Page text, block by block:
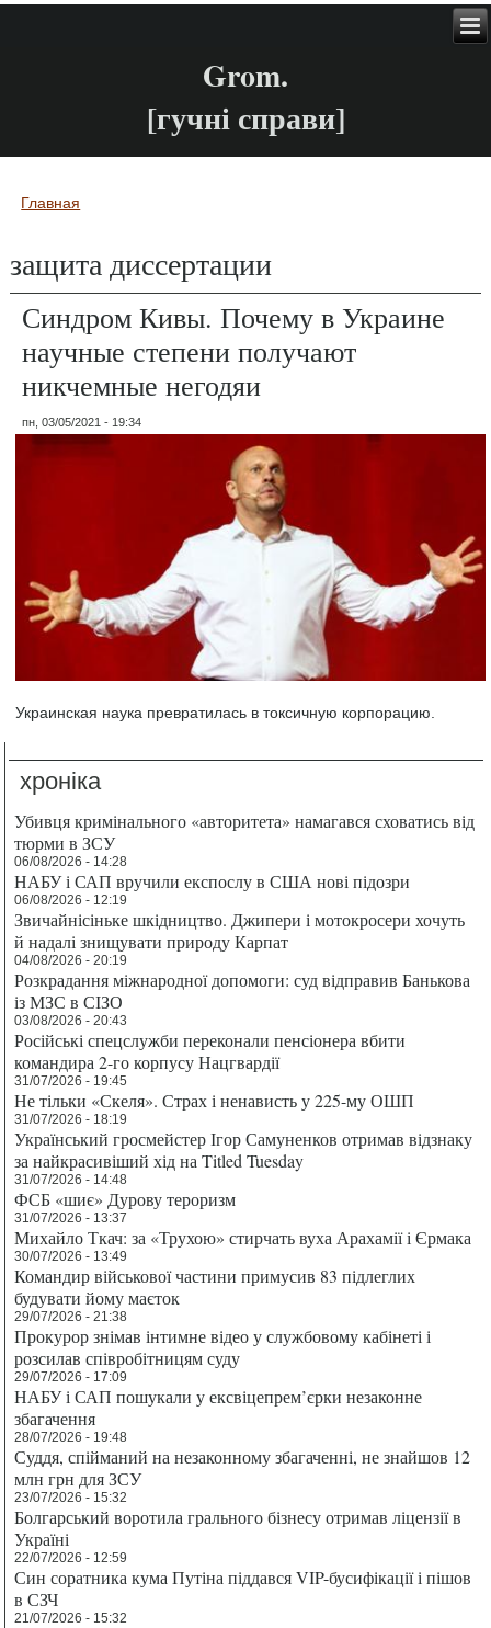
Grom.
[гучні справи]
Вы здесь
Главная
защита диссертации
Синдром Кивы. Почему в Украине
научные степени получают
никчемные негодяи
пн, 03/05/2021 - 19:34
Украинская наука превратилась в токсичную корпорацию.
хроніка
Убивця кримінального «авторитета» намагався сховатись від
тюрми в ЗСУ
06/08/2026 - 14:28
НАБУ і САП вручили експослу в США нові підозри
06/08/2026 - 12:19
Звичайнісіньке шкідництво. Джипери і мотокросери хочуть
й надалі знищувати природу Карпат
04/08/2026 - 20:19
Розкрадання міжнародної допомоги: суд відправив Банькова
із МЗС в СІЗО
03/08/2026 - 20:43
Російські спецслужби переконали пенсіонера вбити
командира 2-го корпусу Нацгвардії
31/07/2026 - 19:45
Не тільки «Скеля». Страх і ненависть у 225-му ОШП
31/07/2026 - 18:19
Український гросмейстер Ігор Самуненков отримав відзнаку
за найкрасивіший хід на Titled Tuesday
31/07/2026 - 14:48
ФСБ «шиє» Дурову тероризм
31/07/2026 - 13:37
Михайло Ткач: за «Трухою» стирчать вуха Арахамії і Єрмака
30/07/2026 - 13:49
Командир військової частини примусив 83 підлеглих
будувати йому маєток
29/07/2026 - 21:38
Прокурор знімав інтимне відео у службовому кабінеті і
розсилав співробітницям суду
29/07/2026 - 17:09
НАБУ і САП пошукали у ексвіцепрем’єрки незаконне
збагачення
28/07/2026 - 19:48
Суддя, спійманий на незаконному збагаченні, не знайшов 12
млн грн для ЗСУ
23/07/2026 - 15:32
Болгарський воротила грального бізнесу отримав ліцензії в
Україні
22/07/2026 - 12:59
Син соратника кума Путіна піддався VIP-бусифікації і пішов
в СЗЧ
21/07/2026 - 15:32